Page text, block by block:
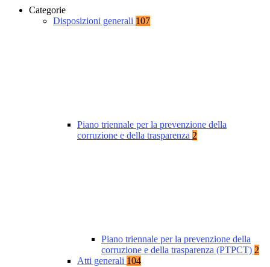
Categorie
Disposizioni generali 107
Piano triennale per la prevenzione della
corruzione e della trasparenza 2
Piano triennale per la prevenzione della
corruzione e della trasparenza (PTPCT) 2
Atti generali 104